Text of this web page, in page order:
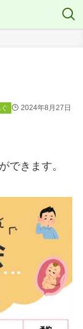
2024年8月27日
できます。